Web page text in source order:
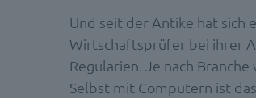
Und seit der Antike hat sich
Wirtschaftsprüfer bei ihrer
Regularien. Je nach
Selbst mit Computern ist